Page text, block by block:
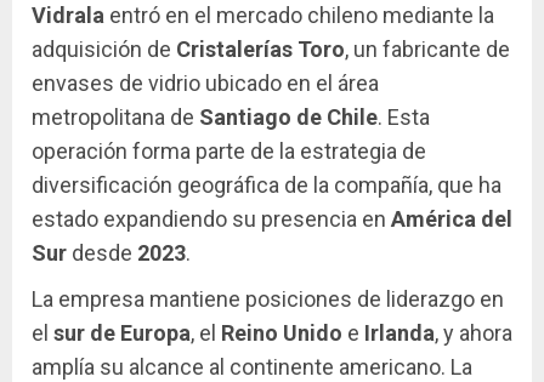
Vidrala entró en el mercado chileno mediante la
adquisición de Cristalerías Toro, un fabricante de
envases de vidrio ubicado en el área
metropolitana de Santiago de Chile. Esta
operación forma parte de la estrategia de
diversificación geográfica de la compañía, que ha
estado expandiendo su presencia en América del
Sur desde 2023.
La empresa mantiene posiciones de liderazgo en
el sur de Europa, el Reino Unido e Irlanda, y ahora
amplía su alcance al continente americano. La